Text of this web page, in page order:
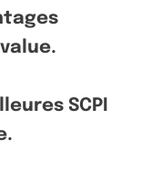
SCPI